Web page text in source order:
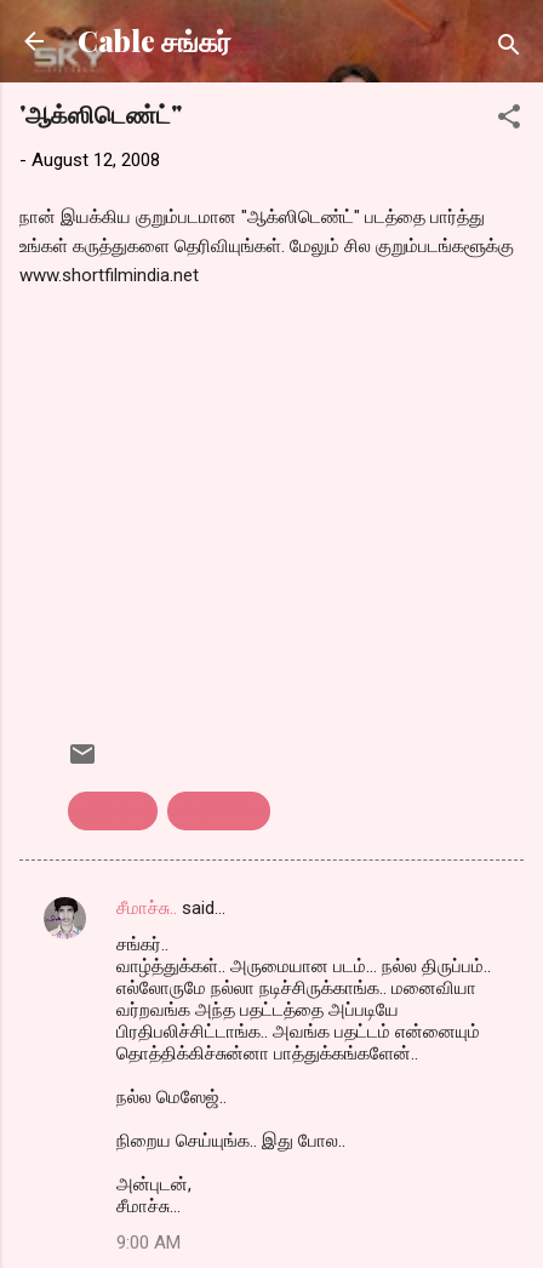
Skip to main content
Cable சங்கர்
'ஆக்ஸிடெண்ட்"
- August 12, 2008
நான் இயக்கிய குறும்படமான "ஆக்ஸிடெண்ட்" படத்தை பார்த்து
உங்கள் கருத்துகளை தெரிவியுங்கள். மேலும் சில குறும்படங்களூக்கு
www.shortfilmindia.net
C
சீமாச்சு.. said…
சங்கர்..
வாழ்த்துக்கள்.. அருமையான படம்... நல்ல திருப்பம்..
எல்லோருமே நல்லா நடிச்சிருக்காங்க.. மனைவியா
வர்றவங்க அந்த பதட்டத்தை அப்படியே
பிரதிபலிச்சிட்டாங்க.. அவங்க பதட்டம் என்னையும்
தொத்திக்கிச்சுன்னா பாத்துக்கங்களேன்..
நல்ல மெஸேஜ்..
நிறைய செய்யுங்க.. இது போல..
அன்புடன்,
சீமாச்சு...
9:00 AM